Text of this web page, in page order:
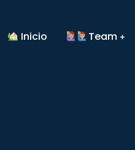
Inicio Team